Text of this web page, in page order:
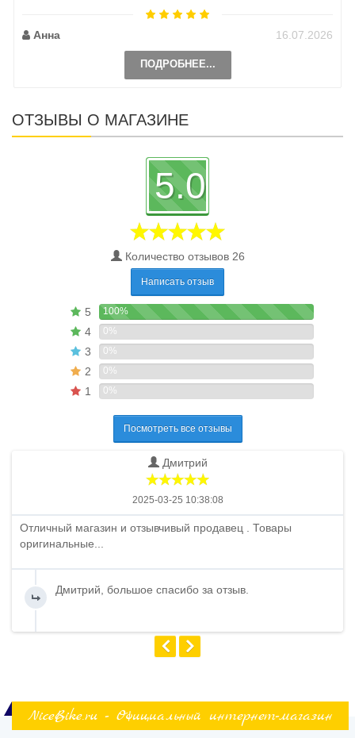
Анна 16.07.2026
ПОДРОБНЕЕ...
ОТЗЫВЫ О МАГАЗИНЕ
5.0
Количество отзывов 26
Написать отзыв
5 100%
4 0%
3 0%
2 0%
1 0%
Посмотреть все отзывы
Дмитрий
2025-03-25 10:38:08
Отличный магазин и отзывчивый продавец . Товары
оригинальные...
Дмитрий, большое спасибо за отзыв.
NiceBike.ru - Официальный интернет-магазин